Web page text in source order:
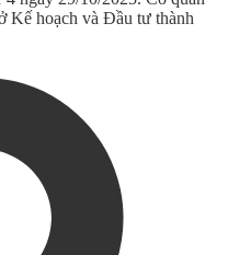
Kế hoạch và Đầu tư thành